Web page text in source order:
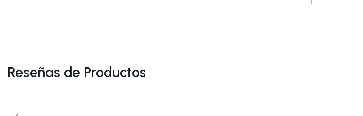
Reseñas de Productos